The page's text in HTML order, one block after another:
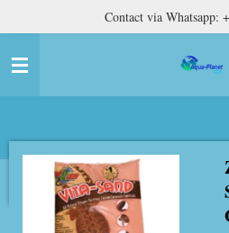
naar
hoofdinhoud
Contact via Whatsapp: